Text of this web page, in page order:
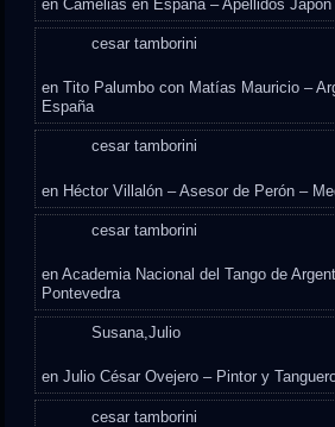
enCamelias en España – Apellidos
cesar tamborini
enTito Palumbo con Matías Mauricio –
España
cesar tamborini
en Héctor Villalón – Asesor de Perón –
cesar tamborini
enAcademia Nacional del Tango de
Pontevedra
Susana,Julio
enJulio César Ovejero – Pintor y
cesar tamborini